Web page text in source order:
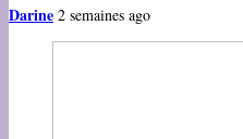
Darine 2 semaines ago